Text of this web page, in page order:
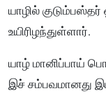
யாழில்
உயிரிழந்துள்ளார்.
யாழ் மானிப்பாய்
இச் சம்பவமானது